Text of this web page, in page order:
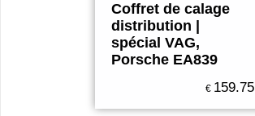
Coffret de calage
distribution |
spécial VAG,
Porsche EA839
€ 159.75